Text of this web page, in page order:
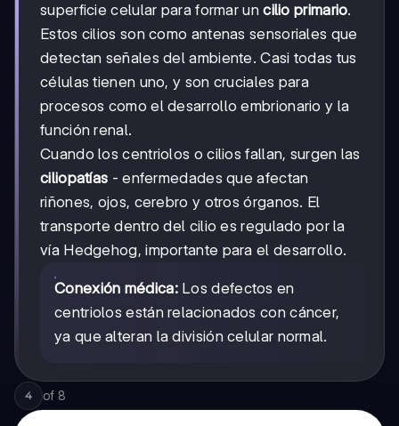
superficie celular para formar uncilio primario.
Estos cilios son como antenas sensoriales que
detectan señales del ambiente. Casi todas tus
células tienen uno, y son cruciales para
procesos como el desarrollo embrionario y la
función renal.
Cuando los centriolos o cilios fallan, surgen las
ciliopatías - enfermedades que afectan
riñones, ojos, cerebro y otros órganos. El
transporte dentro del cilio es regulado por la
vía Hedgehog, importante para el desarrollo.
Conexión médica:Los defectos en
centriolos están relacionados con cáncer,
ya que alteran la división celular normal.
4 of 8